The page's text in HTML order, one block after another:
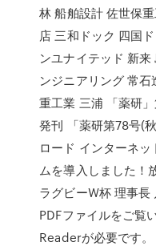
林 船舶設計 佐世保
店 三和ドック 四国
ンユナイテッド 新
ンジニアリング 常
重工業 三浦 「薬研
発刊 「薬研第78号(
ロード インターネ
ムを導入しました！
ラグビーW杯 理事長
PDFファイルをご覧
Readerが必要です